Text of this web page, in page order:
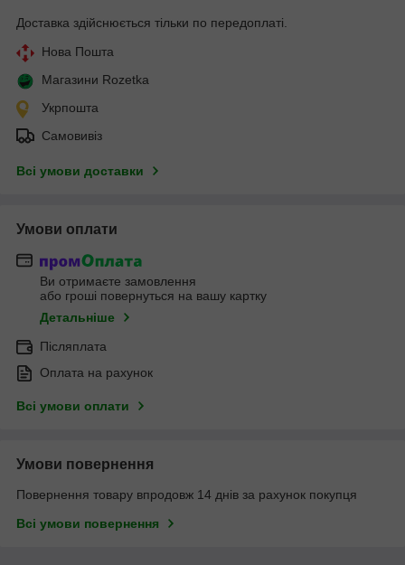
Доставка здійснюється тільки по передоплаті.
Нова Пошта
Магазини Rozetka
Укрпошта
Самовивіз
Всі умови доставки
Умови оплати
Ви отримаєте замовлення
або гроші повернуться на вашу картку
Детальніше
Післяплата
Оплата на рахунок
Всі умови оплати
Умови повернення
Повернення товару впродовж 14 днів за рахунок покупця
Всі умови повернення